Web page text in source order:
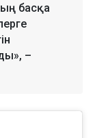
басқа
–